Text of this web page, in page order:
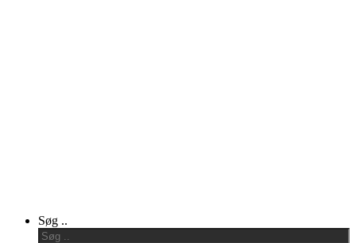
Menu
Søg ..